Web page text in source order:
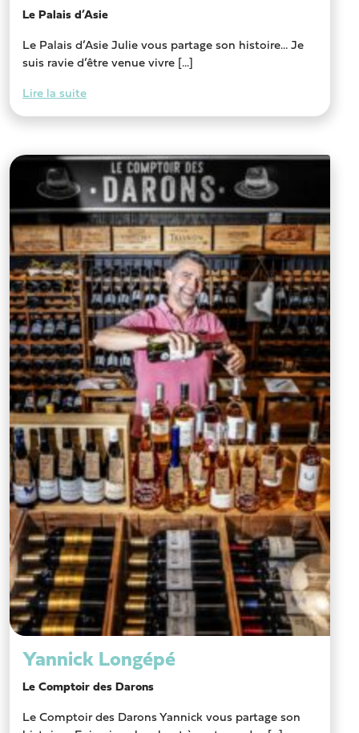
Le Palais d’Asie
Le Palais d’Asie Julie vous partage son histoire… Je
suis ravie d’être venue vivre [...]
Lire la suite
Yannick Longépé
Le Comptoir des Darons
Le Comptoir des Darons Yannick vous partage son